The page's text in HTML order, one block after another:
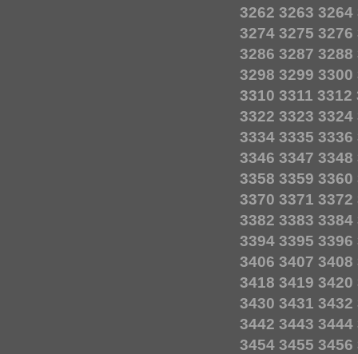
3262 3263 3264
3274 3275 3276
3286 3287 3288
3298 3299 3300
3310 3311 3312
3322 3323 3324
3334 3335 3336
3346 3347 3348
3358 3359 3360
3370 3371 3372
3382 3383 3384
3394 3395 3396
3406 3407 3408
3418 3419 3420
3430 3431 3432
3442 3443 3444
3454 3455 3456